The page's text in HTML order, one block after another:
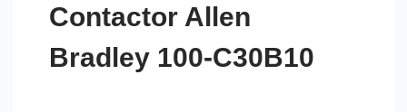
Contactor Allen
Bradley 100-C30B10